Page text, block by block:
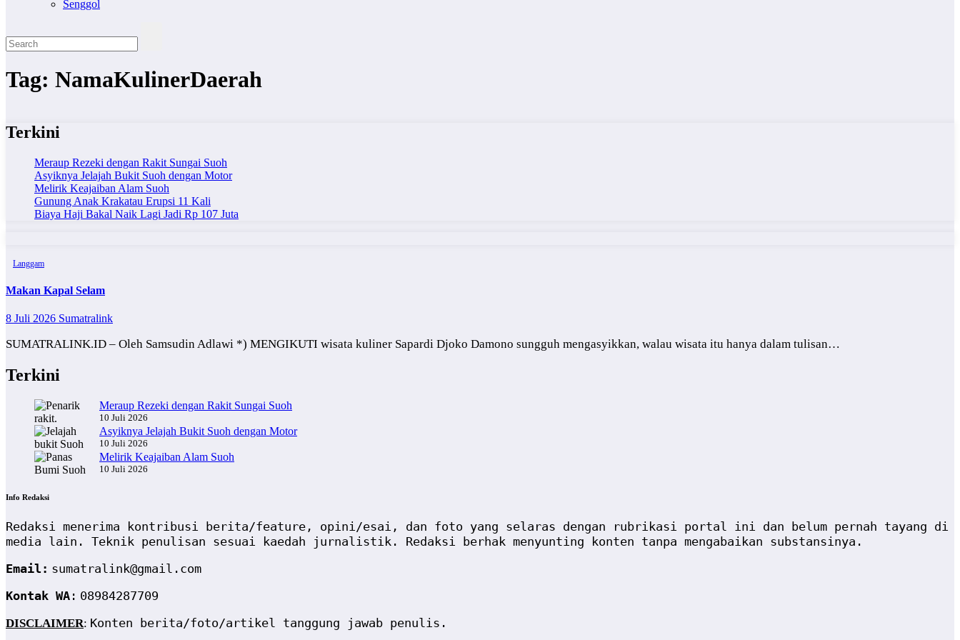
Senggol
Tag: NamaKulinerDaerah
Terkini
Meraup Rezeki dengan Rakit Sungai Suoh
Asyiknya Jelajah Bukit Suoh dengan Motor
Melirik Keajaiban Alam Suoh
Gunung Anak Krakatau Erupsi 11 Kali
Biaya Haji Bakal Naik Lagi Jadi Rp 107 Juta
Langgam
Makan Kapal Selam
8 Juli 2026 Sumatralink
SUMATRALINK.ID – Oleh Samsudin Adlawi *) MENGIKUTI wisata kuliner Sapardi Djoko Damono sungguh mengasyikkan, walau wisata itu hanya dalam tulisan…
Terkini
Meraup Rezeki dengan Rakit Sungai Suoh
10 Juli 2026
Asyiknya Jelajah Bukit Suoh dengan Motor
10 Juli 2026
Melirik Keajaiban Alam Suoh
10 Juli 2026
Info Redaksi
Redaksi menerima kontribusi berita/feature, opini/esai, dan foto yang selaras dengan rubrikasi portal ini dan belum pernah tayang di
media lain. Teknik penulisan sesuai kaedah jurnalistik. Redaksi berhak menyunting konten tanpa mengabaikan substansinya.
Email: sumatralink@gmail.com
Kontak WA : 08984287709
DISCLAIMER: Konten berita/foto/artikel tanggung jawab penulis.